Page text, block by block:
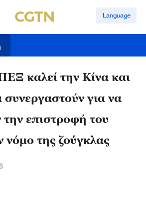
Language
καλεί την Κίνα και
συνεργαστούν για να
επιστροφή του
νόμο της ζούγκλας